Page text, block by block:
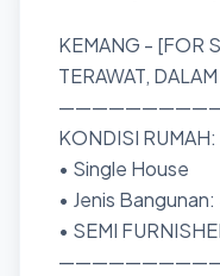
KEMANG - [FOR
TERAWAT,
KONDISI RUMAH:
• Single House
• Jenis
• SEMI